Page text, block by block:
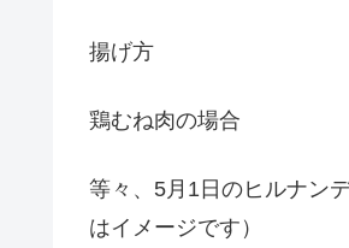
揚げ方
鶏むね肉の場合
等々、5月1日のヒルナン
はイメージです）